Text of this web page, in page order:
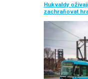
Hukvaldy
zachraňovat